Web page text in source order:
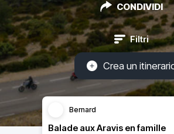
CONDIVIDI
Filtri
Crea un
Bernard
Balade aux Aravis en famille